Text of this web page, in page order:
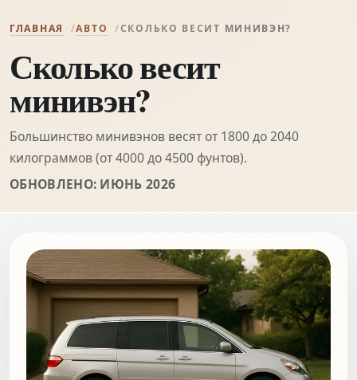
ГЛАВНАЯ АВТО СКОЛЬКО ВЕСИТ МИНИВЭН?
Сколько весит
минивэн?
Большинство минивэнов весят от 1800 до 2040
килограммов (от 4000 до 4500 фунтов).
ОБНОВЛЕНО: ИЮНЬ 2026